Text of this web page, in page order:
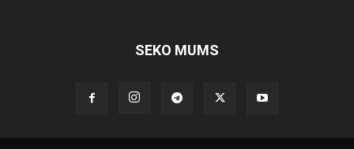
SEKO MUMS